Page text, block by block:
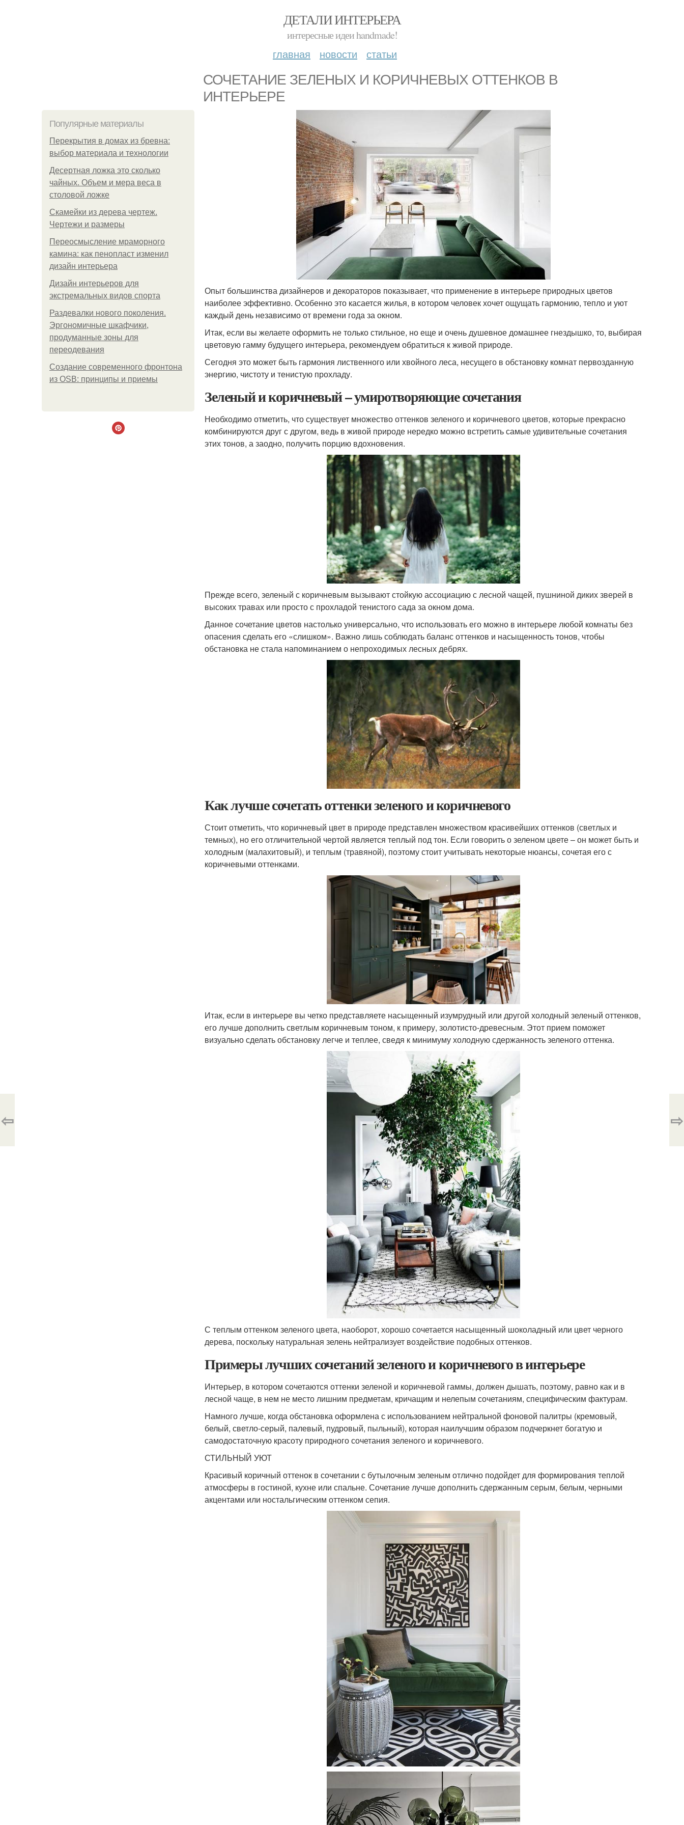
ДЕТАЛИ ИНТЕРЬЕРА
интересные идеи handmade!
главная новости статьи
СОЧЕТАНИЕ ЗЕЛЕНЫХ И КОРИЧНЕВЫХ ОТТЕНКОВ В
ИНТЕРЬЕРЕ
Популярные материалы
Перекрытия в домах из бревна:
выбор материала и технологии
Десертная ложка это сколько
чайных. Объем и мера веса в
столовой ложке
Скамейки из дерева чертеж.
Чертежи и размеры
Переосмысление мраморного
камина: как пенопласт изменил
дизайн интерьера
Дизайн интерьеров для
экстремальных видов спорта
Раздевалки нового поколения.
Эргономичные шкафчики,
продуманные зоны для
переодевания
Создание современного фронтона
из OSB: принципы и приемы
Опыт большинства дизайнеров и декораторов показывает, что применение в интерьере природных цветов
наиболее эффективно. Особенно это касается жилья, в котором человек хочет ощущать гармонию, тепло и уют
каждый день независимо от времени года за окном.
Итак, если вы желаете оформить не только стильное, но еще и очень душевное домашнее гнездышко, то, выбирая
цветовую гамму будущего интерьера, рекомендуем обратиться к живой природе.
Сегодня это может быть гармония лиственного или хвойного леса, несущего в обстановку комнат первозданную
энергию, чистоту и тенистую прохладу.
Зеленый и коричневый – умиротворяющие сочетания
Необходимо отметить, что существует множество оттенков зеленого и коричневого цветов, которые прекрасно
комбинируются друг с другом, ведь в живой природе нередко можно встретить самые удивительные сочетания
этих тонов, а заодно, получить порцию вдохновения.
Прежде всего, зеленый с коричневым вызывают стойкую ассоциацию с лесной чащей, пушниной диких зверей в
высоких травах или просто с прохладой тенистого сада за окном дома.
Данное сочетание цветов настолько универсально, что использовать его можно в интерьере любой комнаты без
опасения сделать его «слишком». Важно лишь соблюдать баланс оттенков и насыщенность тонов, чтобы
обстановка не стала напоминанием о непроходимых лесных дебрях.
Как лучше сочетать оттенки зеленого и коричневого
Стоит отметить, что коричневый цвет в природе представлен множеством красивейших оттенков (светлых и
темных), но его отличительной чертой является теплый под тон. Если говорить о зеленом цвете – он может быть и
холодным (малахитовый), и теплым (травяной), поэтому стоит учитывать некоторые нюансы, сочетая его с
коричневыми оттенками.
Итак, если в интерьере вы четко представляете насыщенный изумрудный или другой холодный зеленый оттенков,
его лучше дополнить светлым коричневым тоном, к примеру, золотисто-древесным. Этот прием поможет
визуально сделать обстановку легче и теплее, сведя к минимуму холодную сдержанность зеленого оттенка.
С теплым оттенком зеленого цвета, наоборот, хорошо сочетается насыщенный шоколадный или цвет черного
дерева, поскольку натуральная зелень нейтрализует воздействие подобных оттенков.
Примеры лучших сочетаний зеленого и коричневого в интерьере
Интерьер, в котором сочетаются оттенки зеленой и коричневой гаммы, должен дышать, поэтому, равно как и в
лесной чаще, в нем не место лишним предметам, кричащим и нелепым сочетаниям, специфическим фактурам.
Намного лучше, когда обстановка оформлена с использованием нейтральной фоновой палитры (кремовый,
белый, светло-серый, палевый, пудровый, пыльный), которая наилучшим образом подчеркнет богатую и
самодостаточную красоту природного сочетания зеленого и коричневого.
СТИЛЬНЫЙ УЮТ
Красивый коричный оттенок в сочетании с бутылочным зеленым отлично подойдет для формирования теплой
атмосферы в гостиной, кухне или спальне. Сочетание лучше дополнить сдержанным серым, белым, черными
акцентами или ностальгическим оттенком сепия.
⇦ ⇨